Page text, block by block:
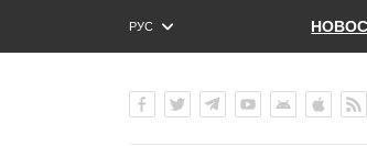
РУС
ENG